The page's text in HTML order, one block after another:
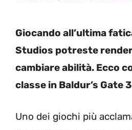
Giocando all’ultima
Studios potreste
cambiare abilità. Ecco
classe in Baldur’s Gate
Uno dei giochi più